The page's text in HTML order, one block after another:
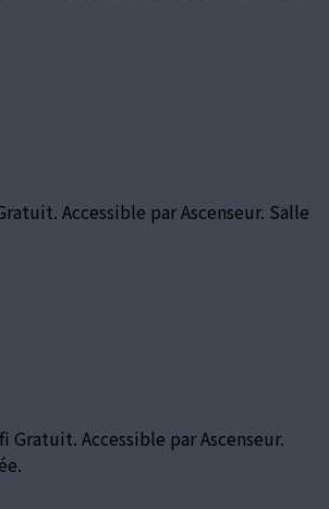
Accessible par Ascenseur. Salle
Gratuit. Accessible par Ascenseur.